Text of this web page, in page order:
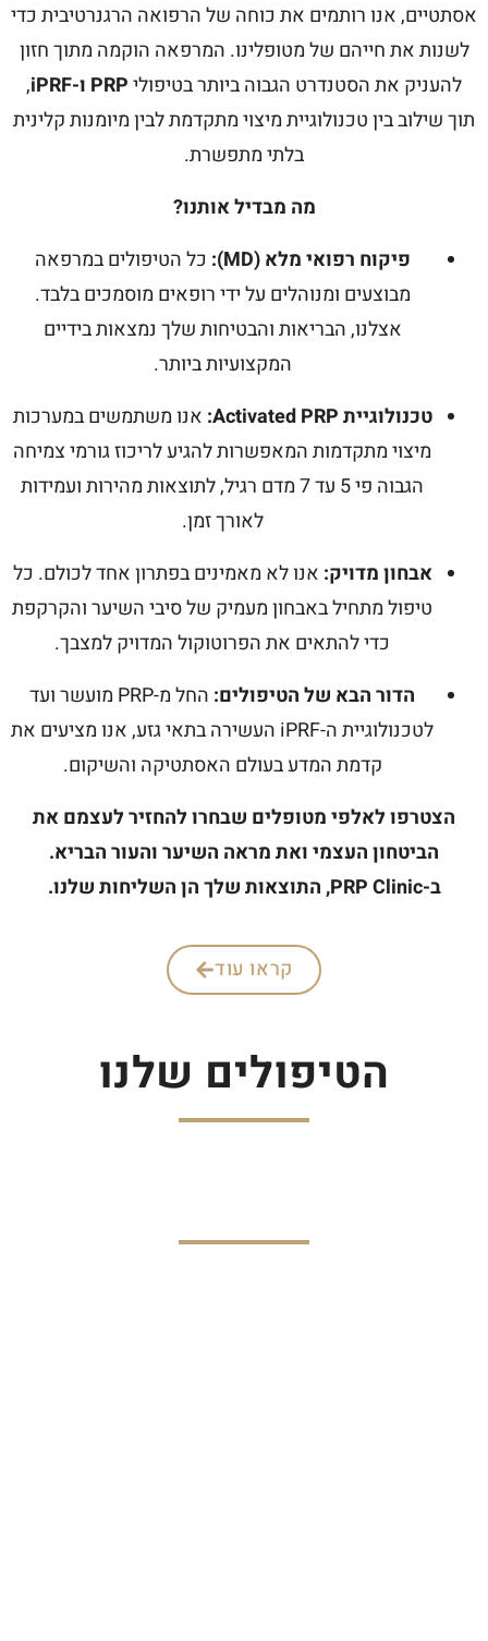
אסתטיים, אנו רותמים את כוחה של הרפואה הרגנרטיבית כדי
לשנות את חייהם של מטופלינו. המרפאה הוקמה מתוך חזון
להעניק את הסטנדרט הגבוה ביותר בטיפוליPRP ו-iPRF
,
תוך שילוב בין טכנולוגיית מיצוי מתקדמת לבין מיומנות קלינית
בלתי מתפשרת.
מה מבדיל אותנו?
פיקוח רפואי מלא (MD):
כל הטיפולים במרפאה
מבוצעים ומנוהלים על ידי רופאים מוסמכים בלבד.
אצלנו, הבריאות והבטיחות שלך נמצאות בידיים
המקצועיות ביותר.
טכנולוגיית Activated PRP:
אנו משתמשים במערכות
מיצוי מתקדמות המאפשרות להגיע לריכוז גורמי צמיחה
הגבוה פי 5 עד 7 מדם רגיל, לתוצאות מהירות ועמידות
לאורך זמן.
אבחון מדויק: אנו לא מאמינים בפתרון אחד לכולם. כל
טיפול מתחיל באבחון מעמיק של סיבי השיער והקרקפת
כדי להתאים את הפרוטוקול המדויק למצבך.
הדור הבא של הטיפולים:
החל מ-PRP מועשר ועד
לטכנולוגיית ה-iPRF העשירה בתאי גזע, אנו מציעים את
קדמת המדע בעולם האסתטיקה והשיקום.
הצטרפו לאלפי מטופלים שבחרו להחזיר לעצמם את
הביטחון העצמי ואת מראה השיער והעור הבריא.
ב-PRP Clinic, התוצאות שלך הן השליחות שלנו.
קראו עוד
הטיפולים שלנו